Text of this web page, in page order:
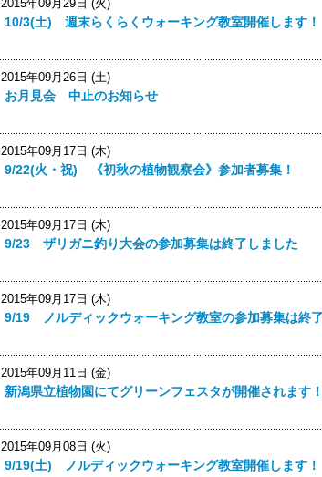
2015年09月29日 (火)
10/3(土) 週末らくらくウォーキング教室開催します！
2015年09月26日 (土)
お月見会 中止のお知らせ
2015年09月17日 (木)
9/22(火・祝) 《初秋の植物観察会》参加者募集！
2015年09月17日 (木)
9/23 ザリガニ釣り大会の参加募集は終了しました
2015年09月17日 (木)
9/19 ノルディックウォーキング教室の参加募集は終
2015年09月11日 (金)
新潟県立植物園にてグリーンフェスタが開催されます！
2015年09月08日 (火)
9/19(土) ノルディックウォーキング教室開催します！